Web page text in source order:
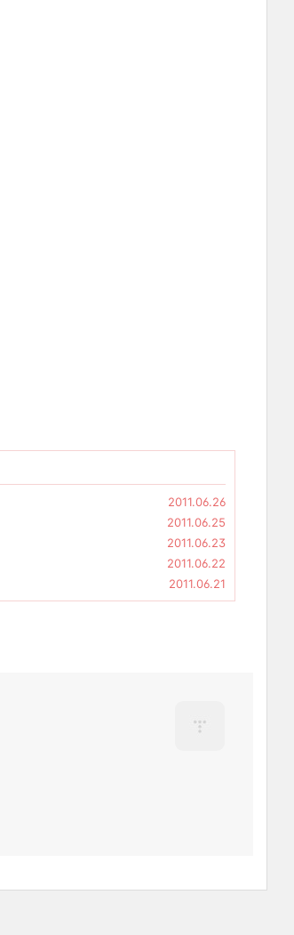
2011.06.26
2011.06.25
2011.06.23
2011.06.22
2011.06.21